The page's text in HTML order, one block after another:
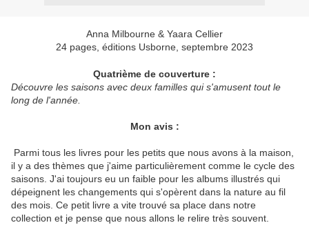
Anna Milbourne & Yaara Cellier
24 pages, éditions Usborne, septembre 2023
Quatrième de couverture :
Découvre les saisons avec deux familles qui s'amusent tout le
long de l'année.
Mon avis :
Parmi tous les livres pour les petits que nous avons à la maison,
il y a des thèmes que j'aime particulièrement comme le cycle des
saisons. J'ai toujours eu un faible pour les albums illustrés qui
dépeignent les changements qui s'opèrent dans la nature au fil
des mois. Ce petit livre a vite trouvé sa place dans notre
collection et je pense que nous allons le relire très souvent.